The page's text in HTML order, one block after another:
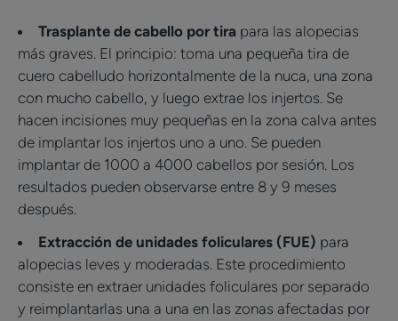
Trasplante de cabello por tira para las alopecias
más graves. El principio: toma una pequeña tira de
cuero cabelludo horizontalmente de la nuca, una zona
con mucho cabello, y luego extrae los injertos. Se
hacen incisiones muy pequeñas en la zona calva antes
de implantar los injertos uno a uno. Se pueden
implantar de 1000 a 4000 cabellos por sesión. Los
resultados pueden observarse entre 8 y 9 meses
después.
Extracción de unidades foliculares (FUE) para
alopecias leves y moderadas. Este procedimiento
consiste en extraer unidades foliculares por separado
y reimplantarlas una a una en las zonas afectadas por